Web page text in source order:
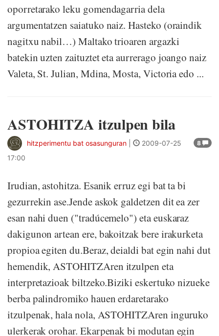
oporretarako leku gomendagarria dela
argumentatzen saiatuko naiz. Hasteko (oraindik
nagitxu nabil…) Maltako trioaren argazki
batekin uzten zaituztet eta aurrerago joango naiz
Valeta, St. Julian, Mdina, Mosta, Victoria edo ...
ASTOHITZA itzulpen bila
8
hitzperimentu bat osasunguran
2009-07-25
17:00
Irudian, astohitza. Esanik erruz egi bat ta bi
gezurrekin ase.Jende askok galdetzen dit ea zer
esan nahi duen ("tradúcemelo") eta euskaraz
dakigunon artean ere, bakoitzak bere irakurketa
propioa egiten du.Beraz, deialdi bat egin nahi dut
hemendik, ASTOHITZAren itzulpen eta
interpretazioak biltzeko.Biziki eskertuko nizueke
berba palindromiko hauen erdaretarako
itzulpenak, hala nola, ASTOHITZAren inguruko
ulerkerak orohar. Ekarpenak bi modutan egin